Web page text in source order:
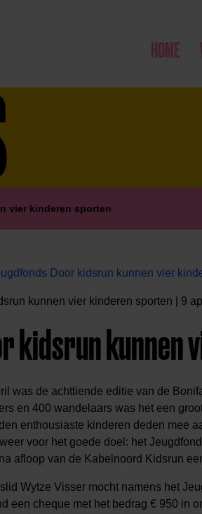
HOME
vier kinderen sporten
Door kidsrun kunnen vier
kunnen vier kinderen sporten | 9
kidsrun kunnen
was de achttiende editie van de
en 400 wandelaars was het een
enthousiaste kinderen deden mee
voor het goede doel: het
afloop van de Kabelnoord Kidsrun
Wytze Visser mocht namens het
een cheque met het bedrag € 950 in